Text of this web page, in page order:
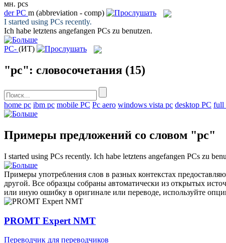
мн. pcs
derPC m (abbreviation - comp)
I started using PCs recently.
Ich habe letztens angefangen PCs zu benutzen.
PC- (ИТ)
"pc": словосочетания (15)
home pc ibm pc mobile PC Pc aero windows vista pc desktop PC full
Примеры предложений со словом "pc"
I started using PCs recently. Ich habe letztens angefangen PCs zu
Примеры употребления слов в разных контекстах
другой. Все образцы собраны автоматически из открытых
или иную ошибку в оригинале или переводе, используйте
PROMT Expert NMT
Переводчик для переводчиков